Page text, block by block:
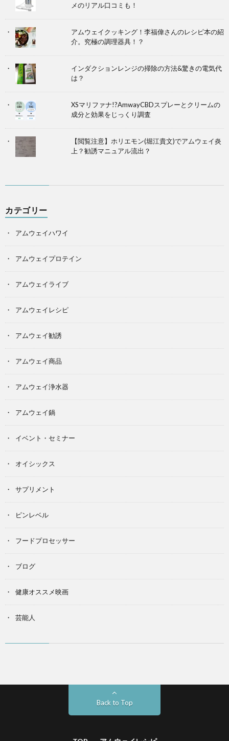
メのリアル口コミも！
アムウェイクッキング！李福偉さんのレシピ本の紹
介。究極の調理器具！？
インダクションレンジの掃除の方法&驚きの電気代
は？
XSマリファナ!?AmwayCBDスプレーとクリームの
成分と効果をじっくり調査
【閲覧注意】ホリエモン(堀江貴文)でアムウェイ炎
上？勧誘マニュアル流出？
カテゴリー
アムウェイハワイ
アムウェイプロテイン
アムウェイライブ
アムウェイレシピ
アムウェイ勧誘
アムウェイ商品
アムウェイ浄水器
アムウェイ鍋
イベント・セミナー
オイシックス
サプリメント
ピンレベル
フードプロセッサー
ブログ
健康オススメ映画
芸能人
Back to Top